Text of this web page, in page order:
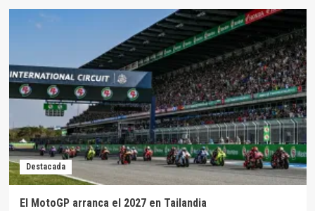
Destacada
El MotoGP arranca el 2027 en Tailandia